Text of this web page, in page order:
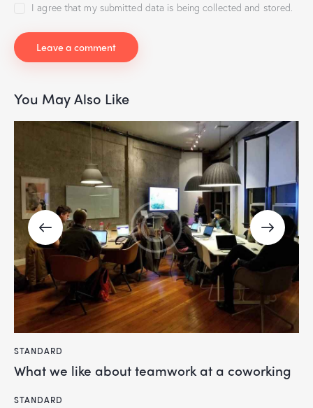
I agree that my submitted data is being collected and stored.
You May Also Like
STANDARD
What we like about teamwork at a coworking
STANDARD